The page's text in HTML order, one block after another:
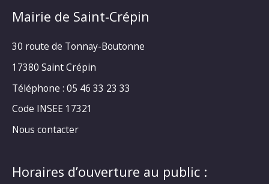
Mairie de Saint-Crépin
30 route de Tonnay-Boutonne
17380 Saint Crépin
Téléphone : 05 46 33 23 33
Code INSEE 17321
Nous contacter
Horaires d’ouverture au public :